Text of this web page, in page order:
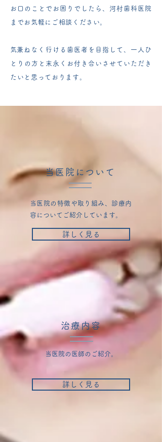
お口のことでお困りでしたら、河村歯科医院
までお気軽にご相談ください。
​気兼ねなく行ける歯医者を目指して、一人ひ
とりの方と末永くお付き合いさせていただき
たいと思っております。
当医院について
当医院の特徴や取り組み、診療内
容についてご紹介しています。
詳しく見る
治療内容
当医院の医師のご紹介。
詳しく見る